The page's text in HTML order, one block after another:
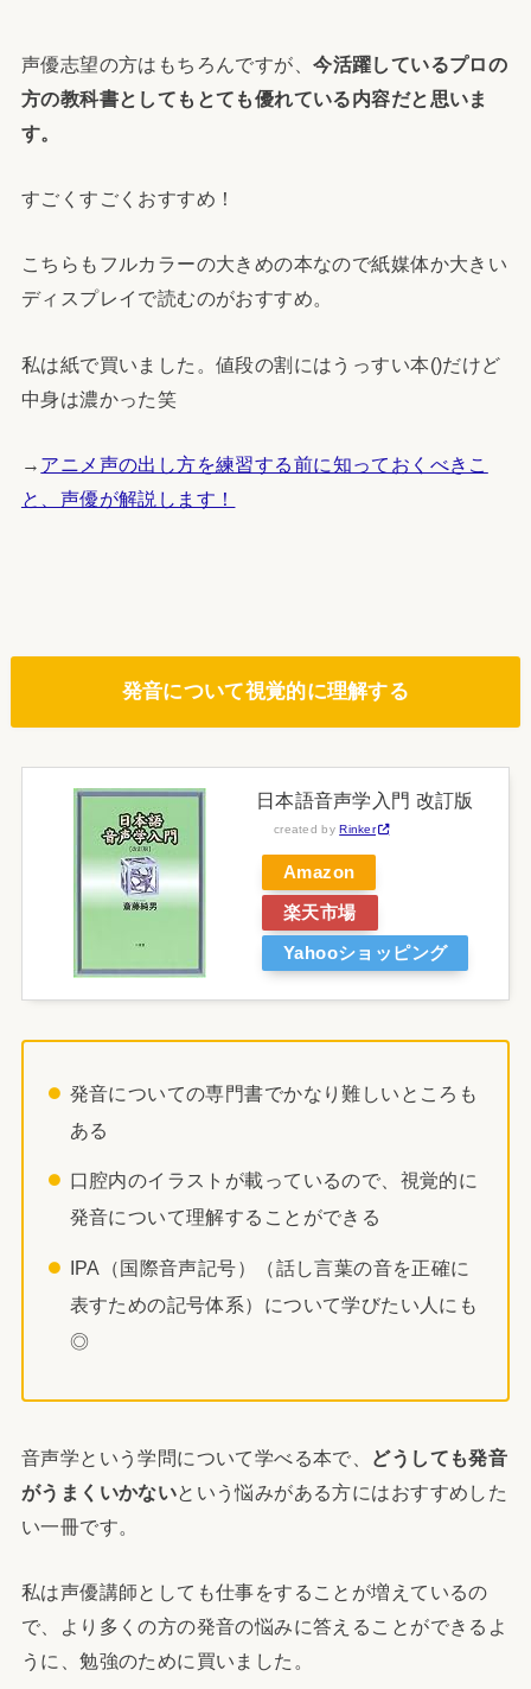
声優志望の方はもちろんですが、今活躍しているプロの
方の教科書としてもとても優れている内容だと思いま
す。
すごくすごくおすすめ！
こちらもフルカラーの大きめの本なので紙媒体か大きい
ディスプレイで読むのがおすすめ。
私は紙で買いました。値段の割にはうっすい本()だけど
中身は濃かった笑
→ アニメ声の出し方を練習する前に知っておくべきこ
と、声優が解説します！
発音について視覚的に理解する
日本語音声学入門 改訂版
created byRinker
Amazon
楽天市場
Yahooショッピング
発音についての専門書でかなり難しいところも
ある
口腔内のイラストが載っているので、視覚的に
発音について理解することができる
IPA（国際音声記号）（話し言葉の音を正確に
表すための記号体系）について学びたい人にも
◎
音声学という学問について学べる本で、 どうしても発音
がうまくいかないという悩みがある方にはおすすめした
い一冊です。
私は声優講師としても仕事をすることが増えているの
で、より多くの方の発音の悩みに答えることができるよ
うに、勉強のために買いました。